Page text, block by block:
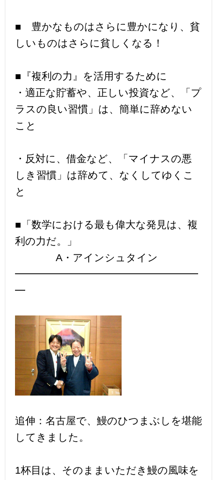
■ 豊かなものはさらに豊かになり、貧
しいものはさらに貧しくなる！
■『複利の力』を活用するために
・適正な貯蓄や、正しい投資など、「プ
ラスの良い習慣」は、簡単に辞めない
こと
・反対に、借金など、「マイナスの悪
しき習慣」は辞めて、なくしてゆくこ
と
■「数学における最も偉大な発見は、複
利の力だ。」
A・アインシュタイン
━━━━━━━━━━━━━━━━━━
━
追伸：名古屋で、鰻のひつまぶしを堪能
してきました。
1杯目は、そのままいただき鰻の風味を